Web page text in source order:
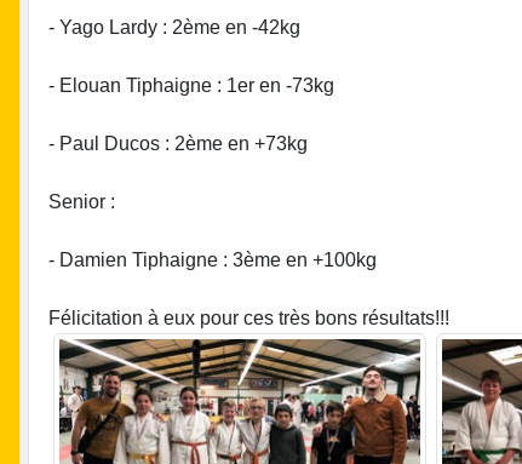
- Yago Lardy : 2ème en -42kg
- Elouan Tiphaigne : 1er en -73kg
- Paul Ducos : 2ème en +73kg
Senior :
- Damien Tiphaigne : 3ème en +100kg
Félicitation à eux pour ces très bons résultats!!!